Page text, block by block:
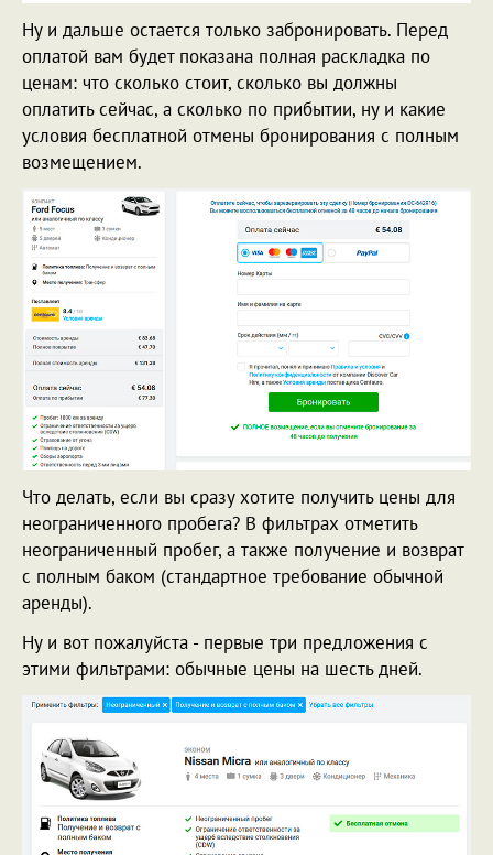
Ну и дальше остается только забронировать. Перед
оплатой вам будет показана полная раскладка по
ценам: что сколько стоит, сколько вы должны
оплатить сейчас, а сколько по прибытии, ну и какие
условия бесплатной отмены бронирования с полным
возмещением.
Что делать, если вы сразу хотите получить цены для
неограниченного пробега? В фильтрах отметить
неограниченный пробег, а также получение и возврат
с полным баком (стандартное требование обычной
аренды).
Ну и вот пожалуйста - первые три предложения с
этими фильтрами: обычные цены на шесть дней.